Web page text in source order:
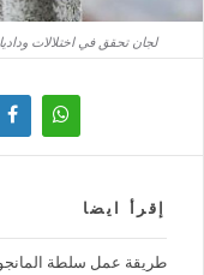
لجان تحقق في اختلالات
إقرأ ايضا
طريقة عمل سلطة